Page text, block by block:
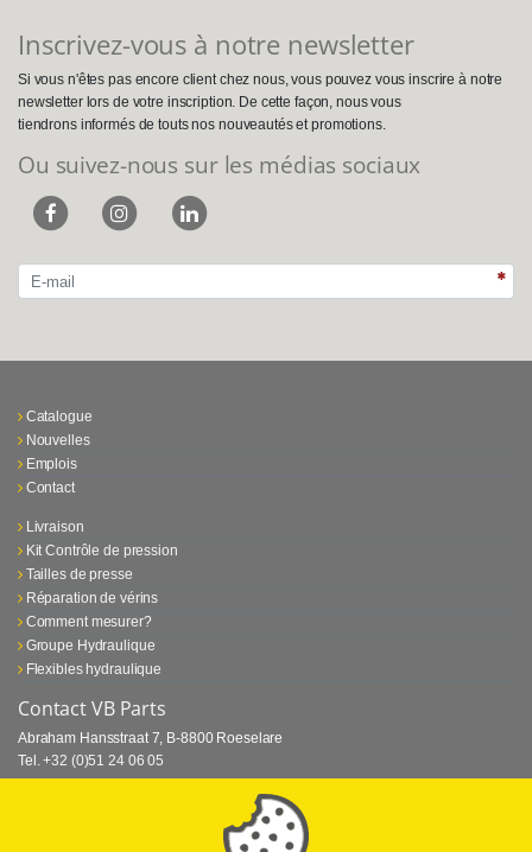
Inscrivez-vous à notre newsletter
Si vous n'êtes pas encore client chez nous, vous pouvez vous inscrire à notre
newsletter lors de votre inscription. De cette façon, nous vous
tiendrons informés de touts nos nouveautés et promotions.
Ou suivez-nous sur les médias sociaux
Catalogue
Nouvelles
Emplois
Contact
Livraison
Kit Contrôle de pression
Tailles de presse
Réparation de vérins
Comment mesurer?
Groupe Hydraulique
Flexibles hydraulique
Contact VB Parts
Abraham Hansstraat 7, B-8800 Roeselare
Tel. +32 (0)51 24 06 05
⏳ Dernier mois de promotion Webtec!